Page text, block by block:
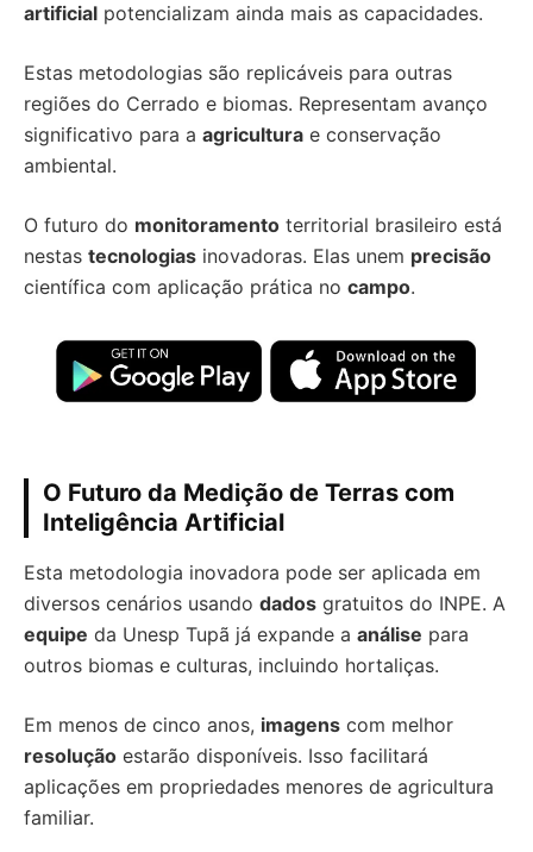
artificial potencializam ainda mais as capacidades.
Estas metodologias são replicáveis para outras
regiões do Cerrado e biomas. Representam avanço
significativo para a agricultura e conservação
ambiental.
O futuro do monitoramento territorial brasileiro está
nestas tecnologias inovadoras. Elas unem precisão
científica com aplicação prática no campo.
O Futuro da Medição de Terras com
Inteligência Artificial
Esta metodologia inovadora pode ser aplicada em
diversos cenários usando dados gratuitos do INPE. A
equipe da Unesp Tupã já expande a análise para
outros biomas e culturas, incluindo hortaliças.
Em menos de cinco anos, imagens com melhor
resolução estarão disponíveis. Isso facilitará
aplicações em propriedades menores de agricultura
familiar.